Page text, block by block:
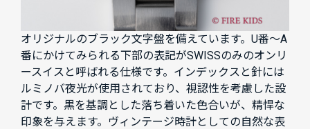
オリジナルのブラック文字盤を備えています。U番～A
番にかけてみられる下部の表記がSWISSのみのオンリ
ースイスと呼ばれる仕様です。インデックスと針には
ルミノバ夜光が使用されており、視認性を考慮した設
計です。黒を基調とした落ち着いた色合いが、精悍な
印象を与えます。ヴィンテージ時計としての自然な表